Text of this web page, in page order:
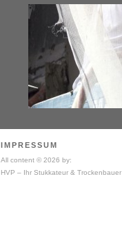
IMPRESSUM
All content © 2026 by:
HVP – Ihr Stukkateur & Trockenbauer